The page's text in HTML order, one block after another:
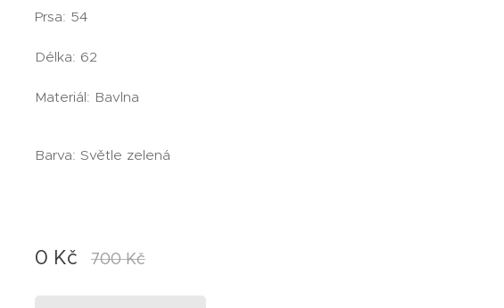
Prsa: 54
Délka: 62
Materiál: Bavlna
Barva: Světle zelená
0 Kč 700Kč